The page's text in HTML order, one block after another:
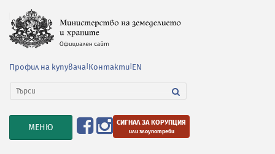
Профил на купувача Контакти EN
TOGGLE
NAVIGATION
МЕНЮ СИГНАЛ ЗА КОРУПЦИЯ
или злоупотреби